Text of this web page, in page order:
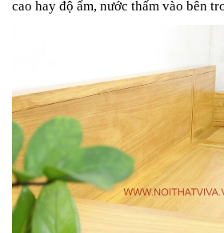
cao hay độ ẩm, nước thấm vào bên